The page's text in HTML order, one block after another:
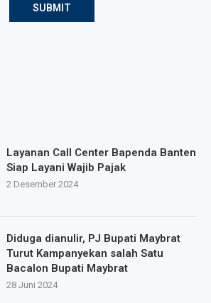
Layanan Call Center Bapenda Banten
Siap Layani Wajib Pajak
2 Desember 2024
Diduga dianulir, PJ Bupati Maybrat
Turut Kampanyekan salah Satu
Bacalon Bupati Maybrat
28 Juni 2024